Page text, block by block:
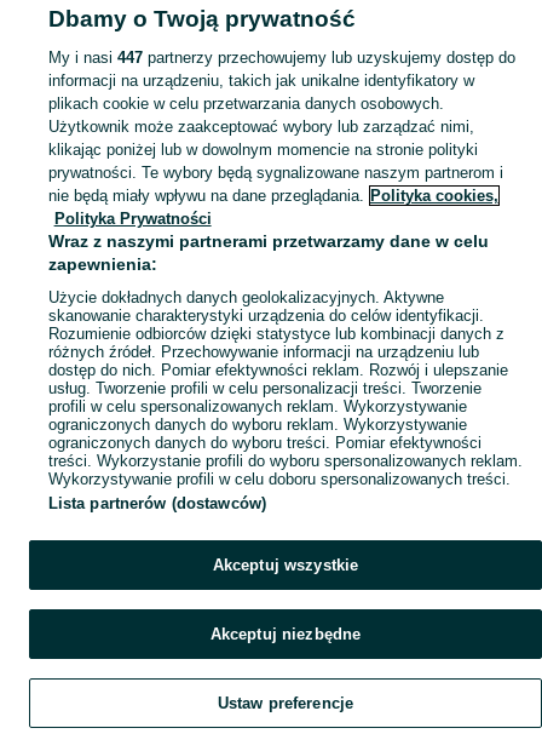
Zobacz Więcej
Sprzedaż drzwi zewnętrznych w Polsce ▶️ Szeroki wybór modeli, marek i wymiarów ✅ Nowe i używane w atrakcyjnych cenach ✌ Kupuj i sprzedawaj na OLX.pl!
Mapa kategorii
Mapa miejscowości
Mapa ministron
Popularne wyszukiwania
Szukaj Obserwujesz Dodaj Czat Konto
Dbamy o Twoją prywatność
My i nasi 447partnerzy przechowujemy lub uzyskujemy dostęp do
informacji na urządzeniu, takich jak unikalne identyfikatory w
plikach cookie w celu przetwarzania danych osobowych.
Użytkownik może zaakceptować wybory lub zarządzać nimi,
klikając poniżej lub w dowolnym momencie na stronie polityki
prywatności. Te wybory będą sygnalizowane naszym partnerom i
nie będą miały wpływu na dane przeglądania. Polityka cookies,
Polityka Prywatności
Wraz z naszymi partnerami przetwarzamy dane w celu
zapewnienia:
Użycie dokładnych danych geolokalizacyjnych. Aktywne
skanowanie charakterystyki urządzenia do celów identyfikacji.
Rozumienie odbiorców dzięki statystyce lub kombinacji danych z
różnych źródeł. Przechowywanie informacji na urządzeniu lub
dostęp do nich. Pomiar efektywności reklam. Rozwój i ulepszanie
usług. Tworzenie profili w celu personalizacji treści. Tworzenie
profili w celu spersonalizowanych reklam. Wykorzystywanie
ograniczonych danych do wyboru reklam. Wykorzystywanie
ograniczonych danych do wyboru treści. Pomiar efektywności
treści. Wykorzystanie profili do wyboru spersonalizowanych reklam.
Wykorzystywanie profili w celu doboru spersonalizowanych treści.
Lista partnerów (dostawców)
Akceptuj wszystkie
Akceptuj niezbędne
Ustaw preferencje